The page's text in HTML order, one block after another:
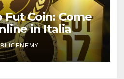
Fut Coin: Come
in Italia